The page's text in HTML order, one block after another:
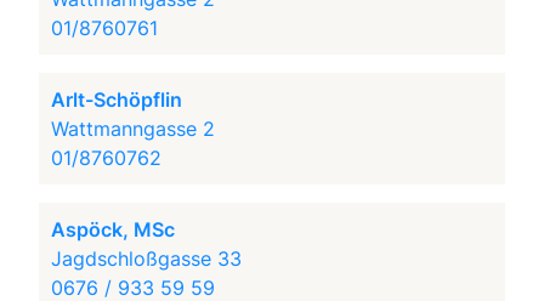
01/8760761
Arlt-Schöpflin
Wattmanngasse 2
01/8760762
Aspöck, MSc
Jagdschloßgasse 33
0676 / 933 59 59